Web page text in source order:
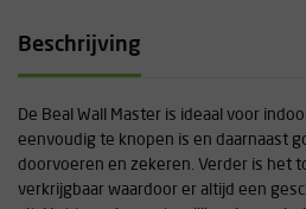
Beschrijving
De Beal Wall Master is ideaal voor
eenvoudig te knopen is en daarnaast
doorvoeren en zekeren. Verder is het
verkrijgbaar waardoor er altijd een